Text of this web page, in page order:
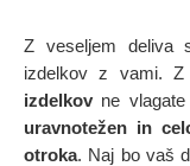
Z veseljem deliva
izdelkov z vami. Z
izdelkov ne
uravnotežen in
otroka. Naj bo vaš